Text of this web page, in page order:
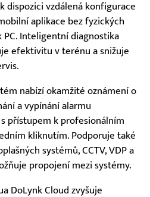
dispozici vzdálená konfigurace
aplikace bez fyzických
Inteligentní diagnostika
efektivitu v terénu a snižuje
nabízí okamžité oznámení o
a vypínání alarmu
přístupem k profesionálním
kliknutím. Podporuje také
systémů, CCTV, VDP a
propojení mezi systémy.
DoLynk Cloud zvyšuje